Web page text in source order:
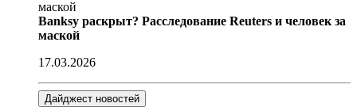
Banksy раскрыт? Расследование Reuters и человек за
маской
17.03.2026
Дайджест новостей